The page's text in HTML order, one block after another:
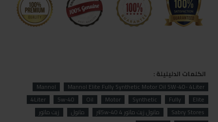
الكلمات الدليليلة :
Mannol Elite Fully Synthetic Motor Oil 5W-40- 4Liter
Mannol
Elite
Fully
Synthetic
Motor
Oil
5w-40
4Liter
Sabry Stores
مانول زيت ماتور 5w-40 4لتر مانول
زيت ماتور